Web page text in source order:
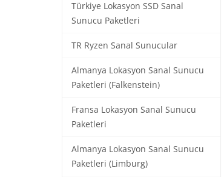
Türkiye Lokasyon SSD Sanal
Sunucu Paketleri
TR Ryzen Sanal Sunucular
Almanya Lokasyon Sanal Sunucu
Paketleri (Falkenstein)
Fransa Lokasyon Sanal Sunucu
Paketleri
Almanya Lokasyon Sanal Sunucu
Paketleri (Limburg)